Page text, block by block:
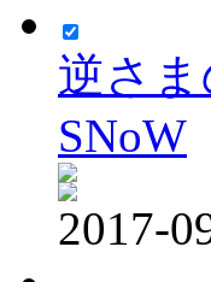
逆さ
SNoW
2017-